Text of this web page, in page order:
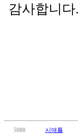
탑-
치
감사합니다.
5088 시애틀